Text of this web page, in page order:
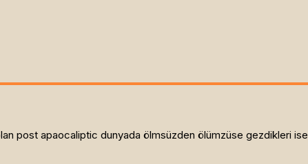
post apaocaliptic dunyada ölmsüzden ölümzüse gezdikleri ise